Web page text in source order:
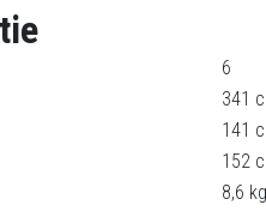
6
341
141
152
8,6 kg